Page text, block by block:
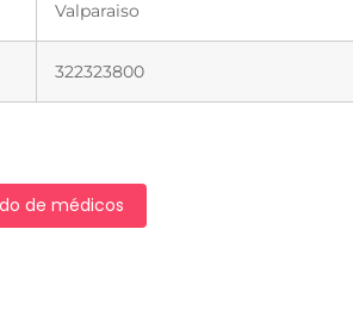
Valparaiso
322323800
de médicos